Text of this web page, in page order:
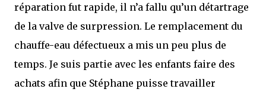
réparation fut rapide, il n’a fallu qu’un détartrage
de la valve de surpression. Le remplacement du
chauffe-eau défectueux a mis un peu plus de
temps. Je suis partie avec les enfants faire des
achats afin que Stéphane puisse travailler